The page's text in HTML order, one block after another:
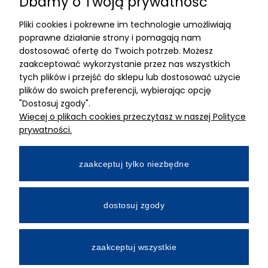
ADRES
MIMARI sp z o.o.
ul. Kurkowa 12
50-210 Wrocław
Dane rejestracyjne
NIP:8982325327
Wpłacony w całości
Numer konta bankowego
All Rights Reserved © 2026 Mimari.com.pl
Pliki cookies i pokrewne im technologie umożliwiają
poprawne działanie strony i pomagają nam
dostosować ofertę do Twoich potrzeb. Możesz
zaakceptować wykorzystanie przez nas wszystkich
tych plików i przejść do sklepu lub dostosować użycie
plików do swoich preferencji, wybierając opcję
"Dostosuj zgody".
Więcej o plikach cookies przeczytasz w naszej Polityce
prywatności.
zaakceptuj tylko niezbędne
dostosuj zgody
zaakceptuj wszystkie